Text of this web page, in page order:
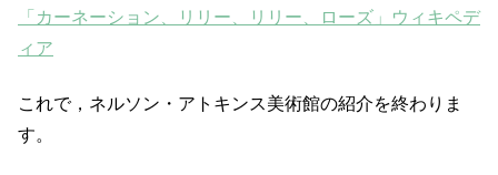
「カーネーション、リリー、リリー、ローズ」ウィキペデ
ィア
これで，ネルソン・アトキンス美術館の紹介を終わりま
す。